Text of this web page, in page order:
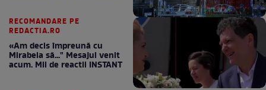
RECOMANDARE PE
REDACTIA.RO
«Am decis împreună cu
Mirabela să..." Mesajul venit
acum. Mii de reactii INSTANT